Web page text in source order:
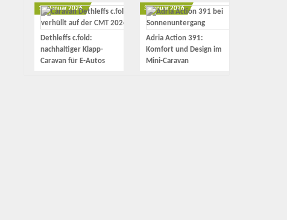
17. Januar 2026
Dethleffs c.fold:
nachhaltiger Klapp-
Caravan für E-Autos
3. Januar 2026
Adria Action 391:
Komfort und Design im
Mini-Caravan